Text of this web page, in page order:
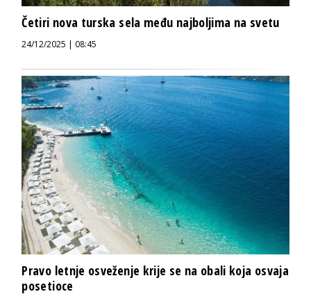
Četiri nova turska sela među najboljima na svetu
24/12/2025 | 08:45
Pravo letnje osveženje krije se na obali koja osvaja
posetioce